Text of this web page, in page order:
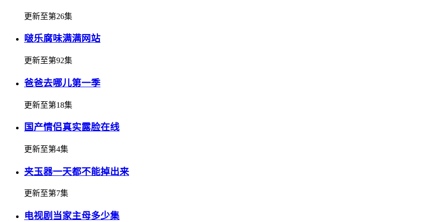
更新至第26集
啵乐腐味满满网站
更新至第92集
爸爸去哪儿第一季
更新至第18集
国产情侣真实露脸在线
更新至第4集
夹玉器一天都不能掉出来
更新至第7集
电视剧当家主母多少集